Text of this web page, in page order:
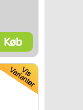
Køb